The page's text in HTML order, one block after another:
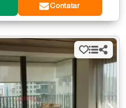
Contatar